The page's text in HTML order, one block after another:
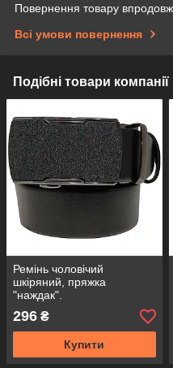
Повернення товару
Всі умови повернення
Подібні товари компанії
Ремінь чоловічий
шкіряний, пряжка
"наждак".
Арт.:RMBAKA0033-35
296 ₴
Купити